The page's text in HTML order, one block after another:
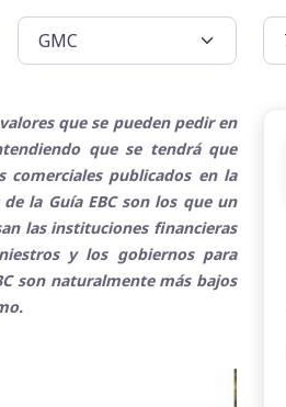
que se pueden pedir en
que se tendrá que
publicados en la
la Guía EBC son los que un
las instituciones financieras
y los gobiernos para
son naturalmente más bajos